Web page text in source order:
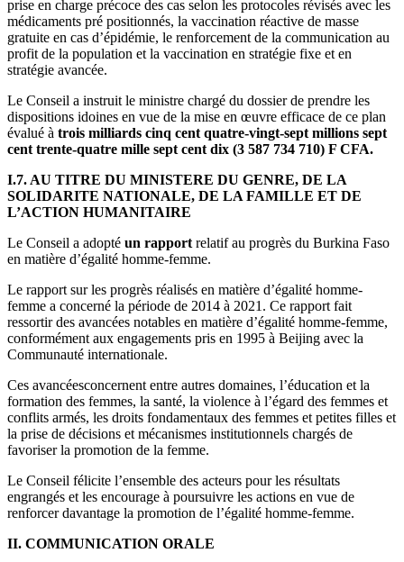
prise en charge précoce des cas selon les protocoles révisés avec les
médicaments pré positionnés, la vaccination réactive de masse
gratuite en cas d’épidémie, le renforcement de la communication au
profit de la population et la vaccination en stratégie fixe et en
stratégie avancée.
Le Conseil a instruit le ministre chargé du dossier de prendre les
dispositions idoines en vue de la mise en œuvre efficace de ce plan
évalué à trois milliards cinq cent quatre-vingt-sept millions sept
cent trente-quatre mille sept cent dix (3 587 734 710) F CFA.
I.7. AU TITRE DU MINISTERE DU GENRE, DE LA
SOLIDARITE NATIONALE, DE LA FAMILLE ET DE
L’ACTION HUMANITAIRE
Le Conseil a adopté un rapport relatif au progrès du Burkina Faso
en matière d’égalité homme-femme.
Le rapport sur les progrès réalisés en matière d’égalité homme-
femme a concerné la période de 2014 à 2021. Ce rapport fait
ressortir des avancées notables en matière d’égalité homme-femme,
conformément aux engagements pris en 1995 à Beijing avec la
Communauté internationale.
Ces avancéesconcernent entre autres domaines, l’éducation et la
formation des femmes, la santé, la violence à l’égard des femmes et
conflits armés, les droits fondamentaux des femmes et petites filles et
la prise de décisions et mécanismes institutionnels chargés de
favoriser la promotion de la femme.
Le Conseil félicite l’ensemble des acteurs pour les résultats
engrangés et les encourage à poursuivre les actions en vue de
renforcer davantage la promotion de l’égalité homme-femme.
II. COMMUNICATION ORALE